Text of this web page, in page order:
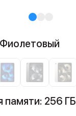
памяти: 256 ГБ